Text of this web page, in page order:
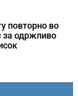
повторно во
за одржливо